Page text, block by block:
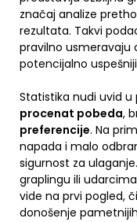
značaj analize
rezultata. Takvi
pravilno usmeravaju
potencijalno
Statistika nudi uvid
procenat pobeda,
preferencije. Na
napada i malo
sigurnost za
graplingu ili
vide na prvi pogled,
donošenje